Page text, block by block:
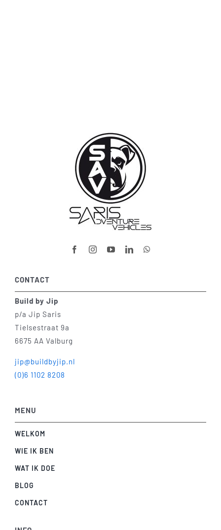
CONTACT
Build by Jip
p/a Jip Saris
Tielsestraat 9a
6675 AA Valburg
jip@buildbyjip.nl
(0)6 1102 8208
MENU
WELKOM
WIE IK BEN
WAT IK DOE
BLOG
CONTACT